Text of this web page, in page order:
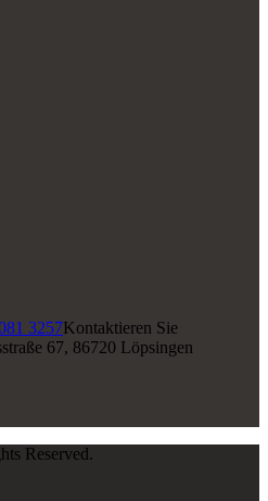
3257Kontaktieren Sie
67, 86720 Löpsingen
Reserved.